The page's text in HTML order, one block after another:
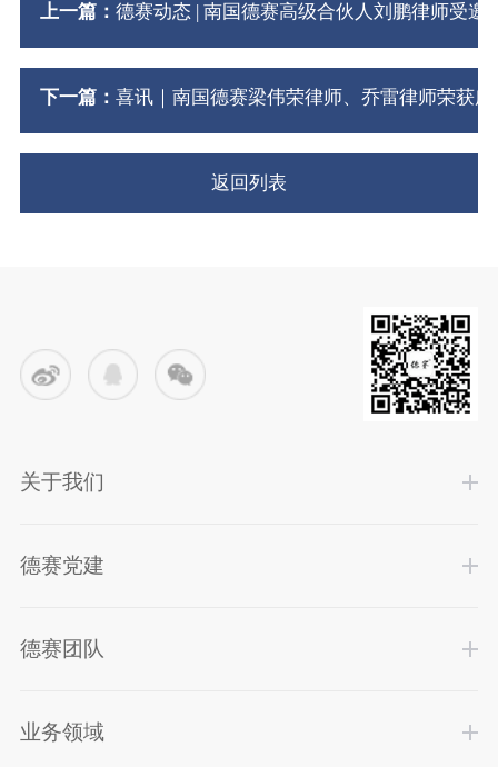
上一篇： 德赛动态 | 南国德赛高级合伙人刘鹏律师受
下一篇： 喜讯｜南国德赛梁伟荣律师、乔雷律师荣获
返回列表
关于我们
德赛党建
德赛团队
业务领域